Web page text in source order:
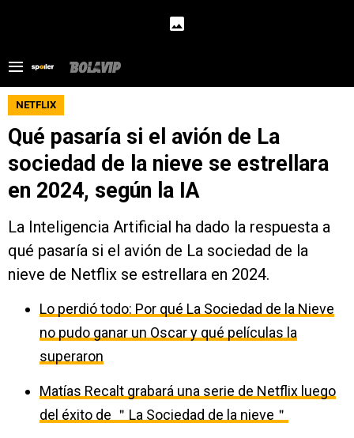
NETFLIX
Qué pasaría si el avión de La
sociedad de la nieve se estrellara
en 2024, según la IA
La Inteligencia Artificial ha dado la respuesta a
qué pasaría si el avión de La sociedad de la
nieve de Netflix se estrellara en 2024.
Lo perdió todo: Por qué La Sociedad de la Nieve
no pudo ganar un Oscar y qué películas la
superaron
Matías Recalt grabará una serie de Netflix luego
del éxito de ＂La Sociedad de la nieve＂